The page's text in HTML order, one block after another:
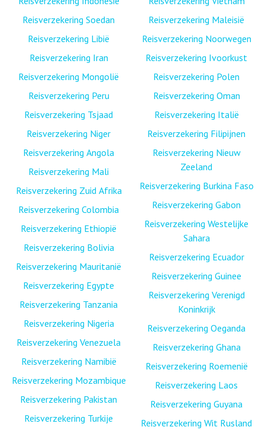
Reisverzekering Soedan
Reisverzekering Libië
Reisverzekering Iran
Reisverzekering Mongolië
Reisverzekering Peru
Reisverzekering Tsjaad
Reisverzekering Niger
Reisverzekering Angola
Reisverzekering Mali
Reisverzekering Zuid Afrika
Reisverzekering Colombia
Reisverzekering Ethiopië
Reisverzekering Bolivia
Reisverzekering Mauritanië
Reisverzekering Egypte
Reisverzekering Tanzania
Reisverzekering Nigeria
Reisverzekering Venezuela
Reisverzekering Namibië
Reisverzekering Mozambique
Reisverzekering Pakistan
Reisverzekering Turkije
Reisverzekering Maleisië
Reisverzekering Noorwegen
Reisverzekering Ivoorkust
Reisverzekering Polen
Reisverzekering Oman
Reisverzekering Italië
Reisverzekering Filipijnen
Reisverzekering Nieuw
Zeeland
Reisverzekering Burkina Faso
Reisverzekering Gabon
Reisverzekering Westelijke
Sahara
Reisverzekering Ecuador
Reisverzekering Guinee
Reisverzekering Verenigd
Koninkrijk
Reisverzekering Oeganda
Reisverzekering Ghana
Reisverzekering Roemenië
Reisverzekering Laos
Reisverzekering Guyana
Reisverzekering Wit Rusland